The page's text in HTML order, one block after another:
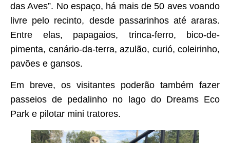
das Aves”. No espaço, há mais de 50 aves voando
livre pelo recinto, desde passarinhos até araras.
Entre elas, papagaios, trinca-ferro, bico-de-
pimenta, canário-da-terra, azulão, curió, coleirinho,
pavões e gansos.
Em breve, os visitantes poderão também fazer
passeios de pedalinho no lago do Dreams Eco
Park e pilotar mini tratores.